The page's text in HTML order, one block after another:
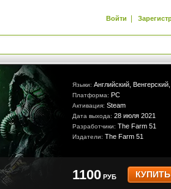
Войти |
Языки: Английский, Венгерский,
Платформа: PC
Активация: Steam
Дата выхода: 28 июля 2021
Разработчики: The Farm 51
Издатели: The Farm 51
1100 РУБ КУПИТЬ